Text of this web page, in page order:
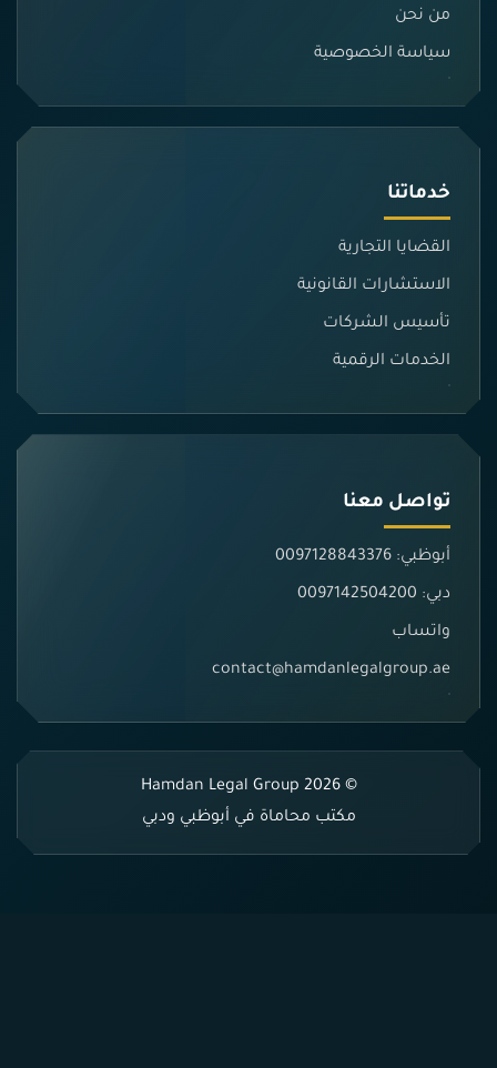
من نحن
سياسة الخصوصية
خدماتنا
القضايا التجارية
الاستشارات القانونية
تأسيس الشركات
الخدمات الرقمية
تواصل معنا
أبوظبي: 0097128843376
دبي: 0097142504200
واتساب
contact@hamdanlegalgroup.ae
© 2026 Hamdan Legal Group
مكتب محاماة في أبوظبي ودبي